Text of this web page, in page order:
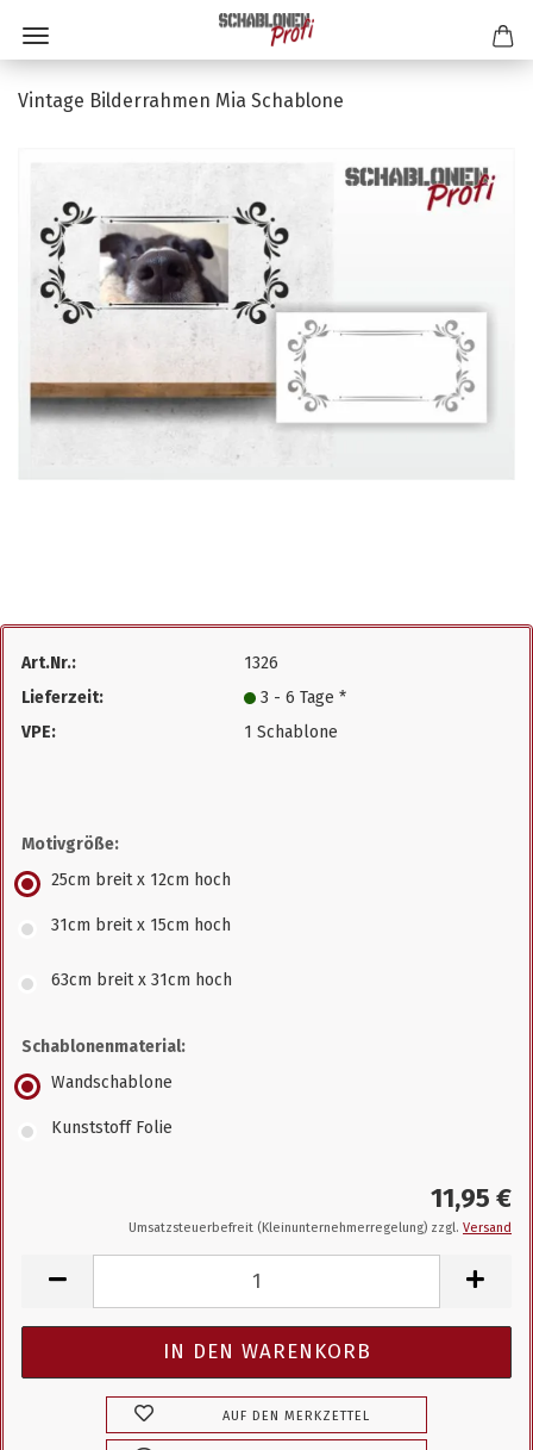
Vintage Bilderrahmen Mia Schablone
Art.Nr.:
1326
Lieferzeit:
3 - 6 Tage *
VPE:
1 Schablone
Motivgröße:
25cm breit x 12cm hoch
31cm breit x 15cm hoch
63cm breit x 31cm hoch
Schablonenmaterial:
Wandschablone
Kunststoff Folie
11,95 €
Umsatzsteuerbefreit (Kleinunternehmerregelung) zzgl. Versand
AUF DEN MERKZETTEL